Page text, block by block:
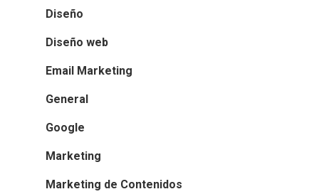
Diseño
Diseño web
Email Marketing
General
Google
Marketing
Marketing de Contenidos